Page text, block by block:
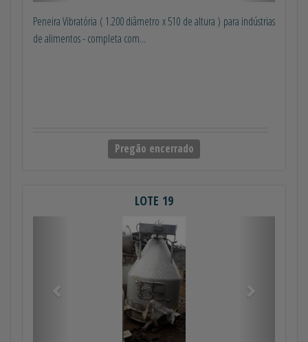
Peneira Vibratória ( 1.200 diâmetro x 510 de altura ) para indústrias
de alimentos - completa com...
Pregão encerrado
LOTE 19